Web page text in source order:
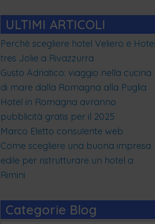
ULTIMI ARTICOLI
Perchè scegliere hotel Veliero e Hotel
tres Jolie a Rivazzurra
Gusto Adriatico: viaggio nella cucina
di mare dalla Romagna alla Puglia
Hotel in Romagna avranno
pubblicità gratis per il 2025
Marco Eletto consulente web
Come scegliere una buona impresa
edile per ristrutturare un hotel a
Rimini
Categorie Blog